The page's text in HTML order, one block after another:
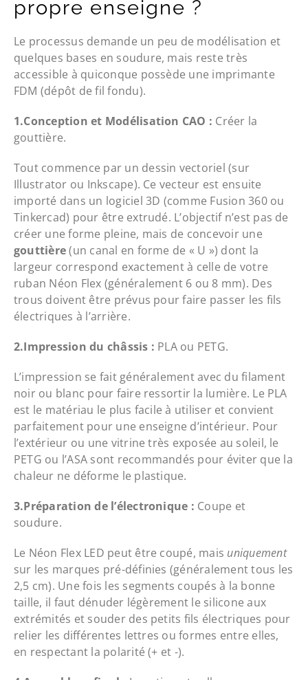
propre enseigne ?
Le processus demande un peu de modélisation et
quelques bases en soudure, mais reste très
accessible à quiconque possède une imprimante
FDM (dépôt de fil fondu).
1.Conception et Modélisation CAO : Créer la
gouttière.
Tout commence par un dessin vectoriel (sur
Illustrator ou Inkscape). Ce vecteur est ensuite
importé dans un logiciel 3D (comme Fusion 360 ou
Tinkercad) pour être extrudé. L’objectif n’est pas de
créer une forme pleine, mais de concevoir une
gouttière(un canal en forme de « U ») dont la
largeur correspond exactement à celle de votre
ruban Néon Flex (généralement 6 ou 8 mm). Des
trous doivent être prévus pour faire passer les fils
électriques à l’arrière.
2.Impression du châssis : PLA ou PETG.
L’impression se fait généralement avec du filament
noir ou blanc pour faire ressortir la lumière. Le PLA
est le matériau le plus facile à utiliser et convient
parfaitement pour une enseigne d’intérieur. Pour
l’extérieur ou une vitrine très exposée au soleil, le
PETG ou l’ASA sont recommandés pour éviter que la
chaleur ne déforme le plastique.
3.Préparation de l’électronique : Coupe et
soudure.
Le Néon Flex LED peut être coupé, mais uniquement
sur les marques pré-définies (généralement tous les
2,5 cm). Une fois les segments coupés à la bonne
taille, il faut dénuder légèrement le silicone aux
extrémités et souder des petits fils électriques pour
relier les différentes lettres ou formes entre elles,
en respectant la polarité (+ et -).